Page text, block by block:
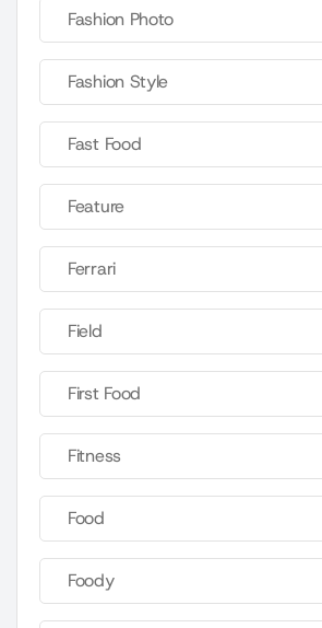
Fashion Photo
Fashion Style
Fast Food
Feature
Ferrari
Field
First Food
Fitness
Food
Foody